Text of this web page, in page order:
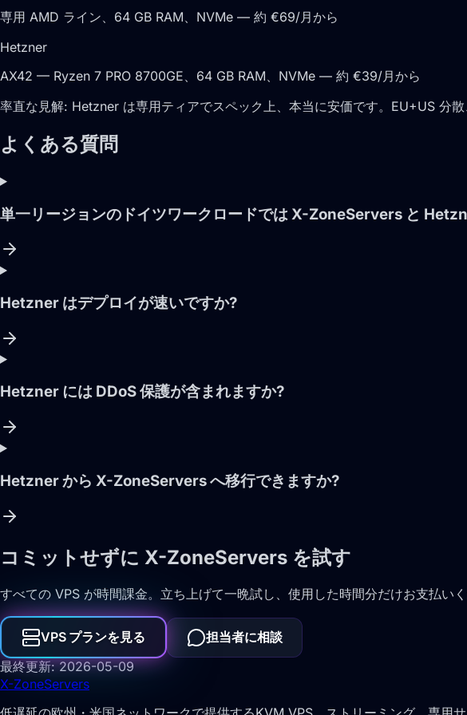
専用 AMD ライン、64 GB RAM、NVMe — 約 €69/月から
Hetzner
AX42 — Ryzen 7 PRO 8700GE、64 GB RAM、NVMe — 約 €39/月から
率直な見解: Hetzner は専用ティアでスペック上、本当に安価です。EU+US 分
よくある質問
単一リージョンのドイツワークロードでは X-ZoneServers と
Hetzner はデプロイが速いですか?
Hetzner には DDoS 保護が含まれますか?
Hetzner から X-ZoneServers へ移行できますか?
コミットせずに X-ZoneServers を試す
すべての VPS が時間課金。立ち上げて一晩試し、使用した時間分だけお支払いく
VPS プランを見る
担当者に相談
最終更新: 2026-05-09
X-ZoneServers